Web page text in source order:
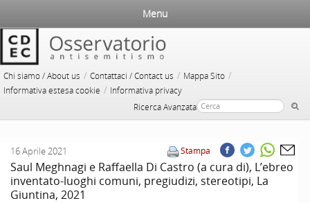
Chi siamo / About us / Contattaci / Contact us / Mappa Sito /
Informativa estesa cookie / Informativa privacy
Ricerca Avanzata
Menu
Stampa
16 Aprile 2021
Saul Meghnagi e Raffaella Di Castro (a cura di), L’ebreo
inventato-luoghi comuni, pregiudizi, stereotipi, La
Giuntina, 2021